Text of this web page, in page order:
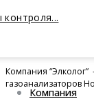
Компания
газоанализаторов
Компания